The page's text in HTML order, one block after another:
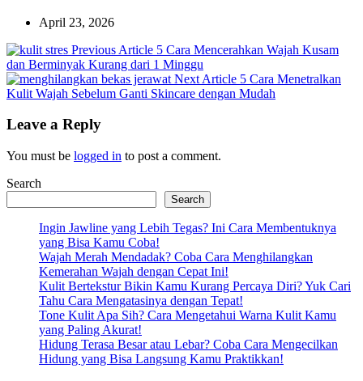
April 23, 2026
Previous Article Previous
Post:
5 Cara Mencerahkan Wajah Kusam
dan Berminyak Kurang dari 1 Minggu
Next Article Next
Post:
5 Cara Menetralkan
Kulit Wajah Sebelum Ganti Skincare dengan Mudah
Leave a Reply
You must be logged in to post a comment.
Search
Search
Ingin Jawline yang Lebih Tegas? Ini Cara Membentuknya
yang Bisa Kamu Coba!
Wajah Merah Mendadak? Coba Cara Menghilangkan
Kemerahan Wajah dengan Cepat Ini!
Kulit Bertekstur Bikin Kamu Kurang Percaya Diri? Yuk Cari
Tahu Cara Mengatasinya dengan Tepat!
Tone Kulit Apa Sih? Cara Mengetahui Warna Kulit Kamu
yang Paling Akurat!
Hidung Terasa Besar atau Lebar? Coba Cara Mengecilkan
Hidung yang Bisa Langsung Kamu Praktikkan!